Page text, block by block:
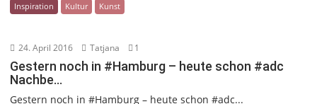
Inspiration Kultur Kunst
24. April 2016 Tatjana 1
Gestern noch in #Hamburg – heute schon #adc
Nachbe…
Gestern noch in #Hamburg – heute schon #adc...